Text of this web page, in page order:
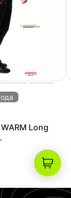
Long